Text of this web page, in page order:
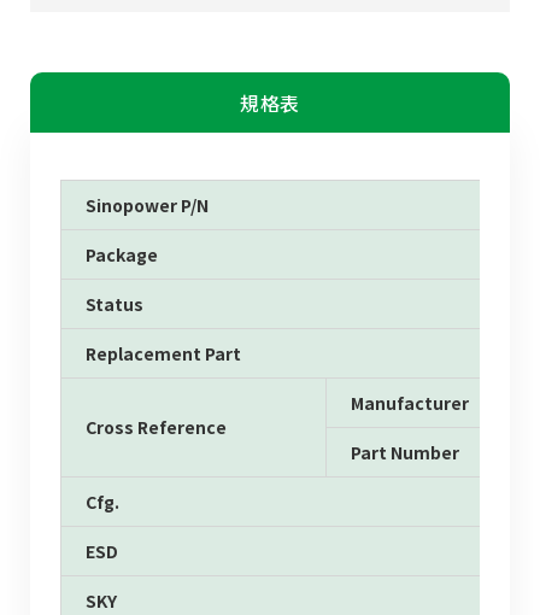
規格表
Sinopower P/N
Package
Status
Replacement Part
Cross Reference
Manufacturer
Part Number
Cfg.
ESD
SKY